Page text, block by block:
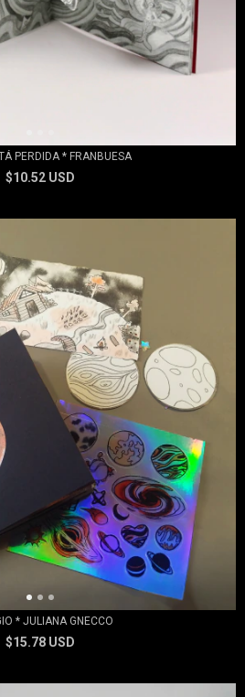
PERDIDA * FRANBUESA
$10.52 USD
* JULIANA GNECCO
$15.78 USD